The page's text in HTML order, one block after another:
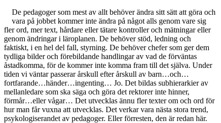
De pedagoger som mest av allt behöver ändra sitt sätt att göra och
vara på jobbet kommer inte ändra på något alls genom vare sig
fler ord, mer text, hårdare eller tätare kontroller och mätningar eller
genom ändringar i läroplanen. De behöver stöd, ledning och
faktiskt, i en hel del fall, styrning. De behöver chefer som ger dem
tydliga bilder och förebildande handlingar av vad de förväntas
åstadkomma, för de kommer inte komma fram till det själva. Under
tiden vi väntar passerar årskull efter årskull av barn…och…
fortfarande…händer…ingenting… Jo. Det bildas subhierarkier av
mellanledare som ska säga och göra det rektorer inte hinner,
förmår…eller vågar… Det utvecklas ännu fler texter om och ord för
hur man får vuxna att utvecklas. Det verkar vara nästa stora trend,
psykologiserandet av pedagoger. Eller förresten, den är redan här.